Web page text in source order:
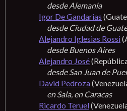
desde Alemania
Igor De Gandarias
desde Ciudad de
Alejandro Iglesias Rossi
desde Buenos Aires
Alejandro José
desde San Juan de
David Pedroza
en Sala, en Caracas
Ricardo Teruel